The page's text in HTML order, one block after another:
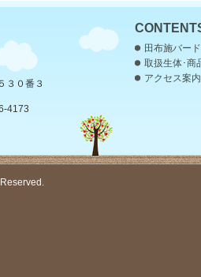
３０番３
4173
田布施バー
取扱生体･商
アクセス案内